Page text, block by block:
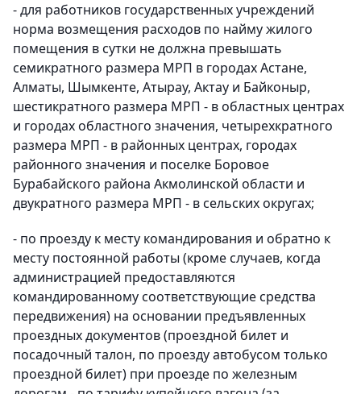
- для работников государственных учреждений
норма возмещения расходов по найму жилого
помещения в сутки не должна превышать
семикратного размера МРП в городах Астане,
Алматы, Шымкенте, Атырау, Актау и Байконыр,
шестикратного размера МРП - в областных центрах
и городах областного значения, четырехкратного
размера МРП - в районных центрах, городах
районного значения и поселке Боровое
Бурабайского района Акмолинской области и
двукратного размера МРП - в сельских округах;
- по проезду к месту командирования и обратно к
месту постоянной работы (кроме случаев, когда
администрацией предоставляются
командированному соответствующие средства
передвижения) на основании предъявленных
проездных документов (проездной билет и
посадочный талон, по проезду автобусом только
проездной билет) при проезде по железным